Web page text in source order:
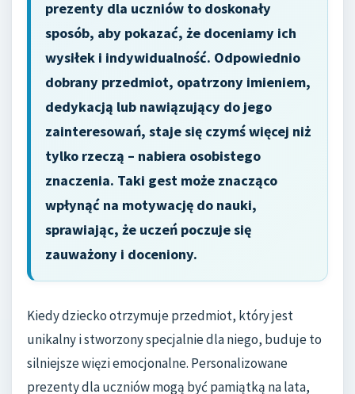
prezenty dla uczniów to doskonały
sposób, aby pokazać, że doceniamy ich
wysiłek i indywidualność. Odpowiednio
dobrany przedmiot, opatrzony imieniem,
dedykacją lub nawiązujący do jego
zainteresowań, staje się czymś więcej niż
tylko rzeczą – nabiera osobistego
znaczenia. Taki gest może znacząco
wpłynąć na motywację do nauki,
sprawiając, że uczeń poczuje się
zauważony i doceniony.
Kiedy dziecko otrzymuje przedmiot, który jest
unikalny i stworzony specjalnie dla niego, buduje to
silniejsze więzi emocjonalne. Personalizowane
prezenty dla uczniów mogą być pamiątką na lata,